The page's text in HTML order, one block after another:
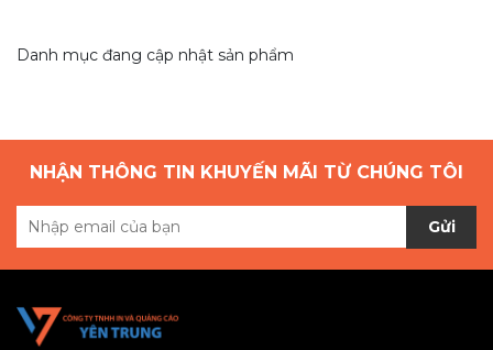
Danh mục đang cập nhật sản phẩm
NHẬN THÔNG TIN KHUYẾN MÃI TỪ CHÚNG TÔI
Gửi